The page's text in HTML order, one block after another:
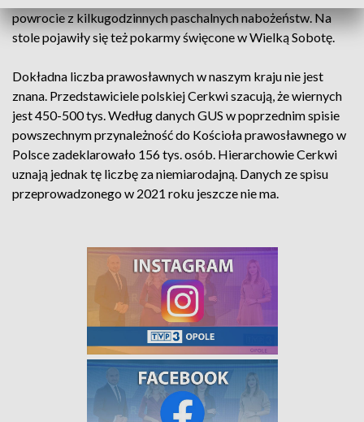
powrocie z kilkugodzinnych paschalnych nabożeństw. Na
stole pojawiły się też pokarmy święcone w Wielką Sobotę.
Dokładna liczba prawosławnych w naszym kraju nie jest
znana. Przedstawiciele polskiej Cerkwi szacują, że wiernych
jest 450-500 tys. Według danych GUS w poprzednim spisie
powszechnym przynależność do Kościoła prawosławnego w
Polsce zadeklarowało 156 tys. osób. Hierarchowie Cerkwi
uznają jednak tę liczbę za niemiarodajną. Danych ze spisu
przeprowadzonego w 2021 roku jeszcze nie ma.